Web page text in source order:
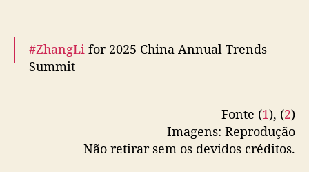
#ZhangLi for 2025 China Annual Trends
Summit
https://t.co/PFu83Dp2
pic.twitter.com/dIBQXW3TfP
Fonte (1), (2)
Imagens: Reprodução
Não retirar sem os devidos créditos.